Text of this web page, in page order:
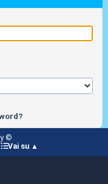
©
Vai su ▲